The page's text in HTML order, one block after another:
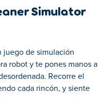
Simulator
juego de simulación
robot y te pones manos a
Recorre el
cada rincón, y siente